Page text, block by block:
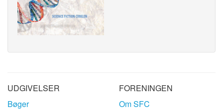
UDGIVELSER
Bøger
FORENINGEN
Om SFC